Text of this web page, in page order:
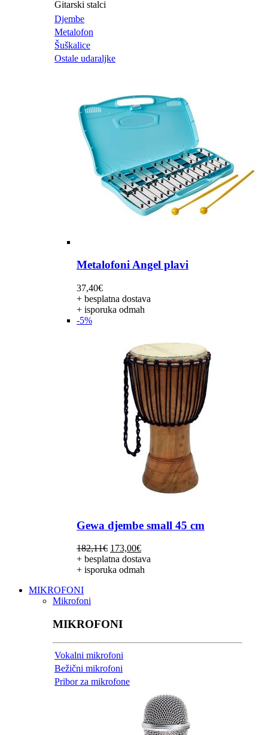
Gitarski stalci
Djembe
Metalofon
Šuškalice
Ostale udaraljke
Metalofoni Angel plavi
37,40€
+ besplatna dostava
+ isporuka odmah
-5%
Gewa djembe small 45 cm
182,11€ Izvorna
cijena
bila
173,00€Trenutna
cijena
je:
+ besplatna dostava
+ isporuka odmah
MIKROFONI
Mikrofoni
MIKROFONI
Vokalni mikrofoni
Bežični mikrofoni
Pribor za mikrofone